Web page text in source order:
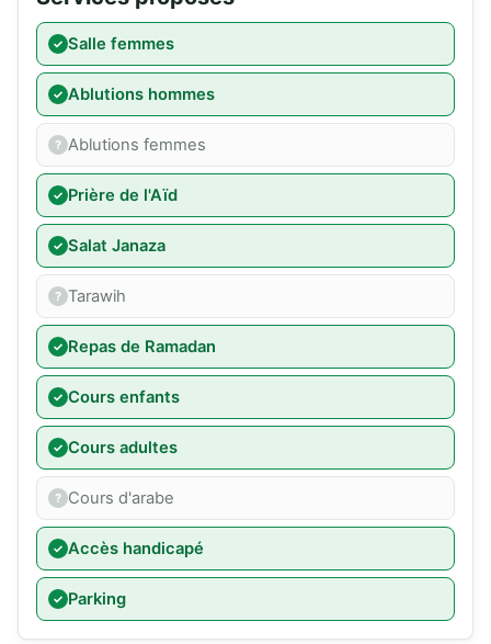
Salle femmes
Ablutions hommes
Ablutions femmes
Prière de l'Aïd
Salat Janaza
Tarawih
Repas de Ramadan
Cours enfants
Cours adultes
Cours d'arabe
Accès handicapé
Parking